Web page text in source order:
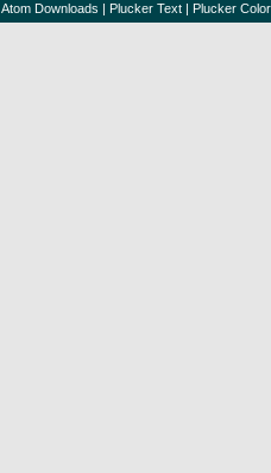
Atom Downloads | Plucker Text | Plucker Color